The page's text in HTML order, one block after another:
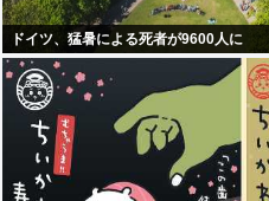
ドイツ、猛暑による死者が9600人に